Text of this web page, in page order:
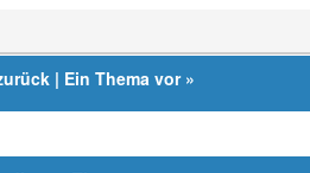
| Ein Thema vor»